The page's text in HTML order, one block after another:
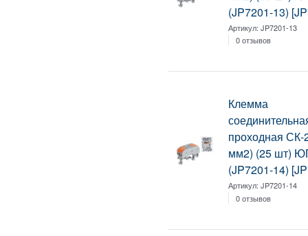
(JP7201-13)
Артикул:JP7201-13
0 отзывов
Клемма
проходная СК-
мм2) (25 шт)
(JP7201-14)
Артикул:JP7201-14
0 отзывов